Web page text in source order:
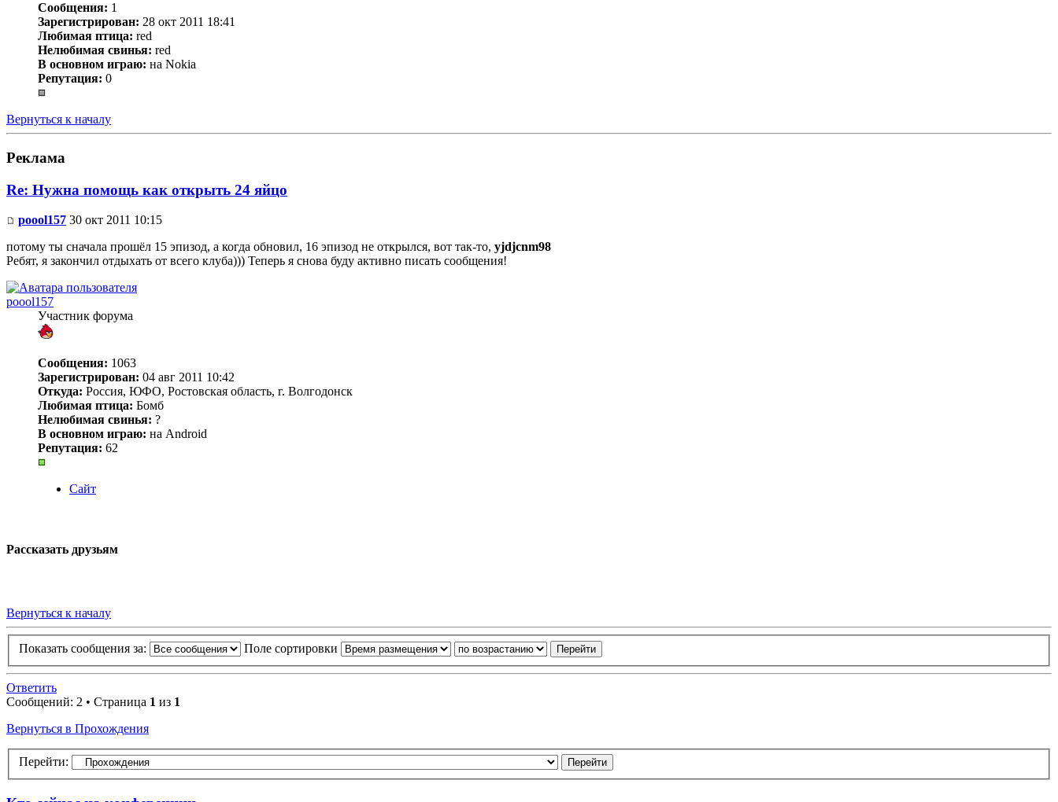
Сообщения: 1
Зарегистрирован: 28 окт 2011 18:41
Любимая птица: red
Нелюбимая свинья: red
В основном играю: на Nokia
Репутация: 0
Вернуться к началу
Реклама
Re: Нужна помощь как открыть 24 яйцо
poool157 30 окт 2011 10:15
потому ты сначала прошёл 15 эпизод, а когда обновил, 16 эпизод не открылся, вот так-то, yjdjcnm98
Ребят, я закончил отдыхать от всего клуба))) Теперь я снова буду активно писать сообщения!
poool157
Участник форума
Сообщения: 1063
Зарегистрирован: 04 авг 2011 10:42
Откуда: Россия, ЮФО, Ростовская область, г. Волгодонск
Любимая птица: Бомб
Нелюбимая свинья: ?
В основном играю: на Android
Репутация: 62
Сайт
Рассказать друзьям
Вернуться к началу
Показать сообщения за: Поле сортировки
Ответить
Сообщений: 2 • Страница 1 из 1
Вернуться в Прохождения
Перейти: